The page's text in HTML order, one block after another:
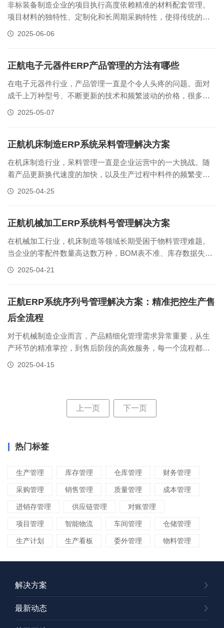
非标装备制造企业的项目执行高度依赖精准的材料配套管理。
项目材料的独特性、定制化和长周期采购特性，使得传统的通
用物料管理模式难以奏效。一旦关键材料缺料或错配，轻则导
契合非标项目特性的专业材料管理......
2025-06-06
正航电子元器件ERP产品管理的方法有哪些
在电子元器件行业，产品管理一直是个令人头疼的问题。面对
成千上万种型号、不断更新的技术和频繁波动的价格，很多企
业都在寻找一套行之有效的管理方法。正航电子元器件ERP系
乱——光是电阻就有碳膜电阻、......
2025-05-07
正航机床制造ERP系统呆料管理解决方案
在机床制造行业，呆料管理一直是企业运营中的一大挑战。随
着产品更新换代速度的加快，以及生产过程中料件的频繁变
更，呆料的产生成为制约企业成本控制和运营效率的重要因
产生的主要原因分析机床制造行业呆......
2025-04-25
正航机械加工ERP系统料号管理解决方案
在机械加工行业，机床制造等领域长期受困于物料管理难题。
当企业的零配件数量高达数万种，BOM表不准、库存数据失真
等问题频发，而“一物多号”“多物一号”乱象正是引发这些困境的
能够清晰界定物料属性，......
2025-04-21
正航ERP系统序列号管理解决方案：精准把控生产售
后全流程
对于机械制造企业而言，产品精细化管理需求异常重要，从生
产环节的精准掌控，到售后阶段的高效服务，每一个流程都关
乎企业的运营成本与客户满意度。正航ERP系统序列号管理解
2025-04-15
上一页 下一页
热门标签
生产管理 库存管理 仓库管理 财务管理
采购管理 销售管理 质量管理 成本管理
进销存管理 供应链管理 对账管理
项目管理 智能物流 车间管理 仓储管理
生产计划 生产看板 委外管理 物料管理
ERP软件
ERP教程
人力资源管理
解决方案
最新动态